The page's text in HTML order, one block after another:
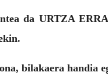
da URTZA
bilakaera handia